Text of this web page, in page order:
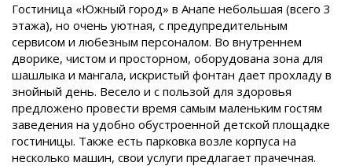
Гостиница «Южный город» в Анапе небольшая (всего 3
этажа), но очень уютная, с предупредительным
сервисом и любезным персоналом. Во внутреннем
дворике, чистом и просторном, оборудована зона для
шашлыка и мангала, искристый фонтан дает прохладу в
знойный день. Весело и с пользой для здоровья
предложено провести время самым маленьким гостям
заведения на удобно обустроенной детской площадке
гостиницы. Также есть парковка возле корпуса на
несколько машин, свои услуги предлагает прачечная.